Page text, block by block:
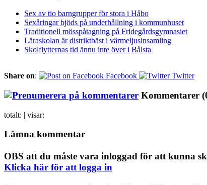
Sex av tio barngrupper för stora i Håbo
Sexåringar bjöds på underhållning i kommunhuset
Traditionell mösspåtagning på Fridegårdsgymnasiet
Läraskolan är distriktbäst i värmeljusinsamling
Skolflytternas tid ännu inte över i Bålsta
Share on: Facebook Twitter
Kommentarer
totalt: | visar:
Lämna kommentar
OBS att du måste vara inloggad för att kunna
Klicka här för att logga in